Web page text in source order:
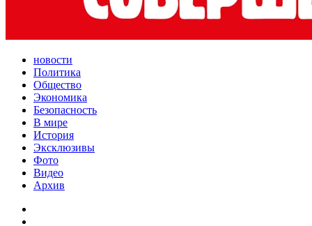
новости
Политика
Общество
Экономика
Безопасность
В мире
История
Эксклюзивы
Фото
Видео
Архив